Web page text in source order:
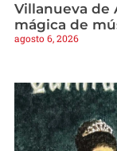
Villanueva de
mágica de
agosto 6, 2026